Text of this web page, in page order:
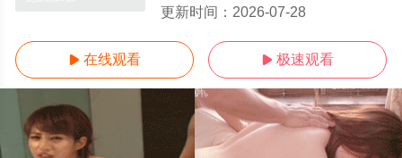
更新时间： 2026-07-28
 在线观看  极速观看